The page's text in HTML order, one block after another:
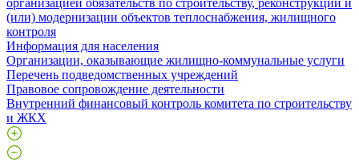
(или) модернизации объектов теплоснабжения, жилищного
контроля
Информация для населения
Организации, оказывающие жилищно-коммунальные услуги
Перечень подведомственных учреждений
Правовое сопровождение деятельности
Внутренний финансовый контроль комитета по строительству
и ЖКХ